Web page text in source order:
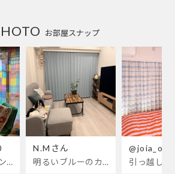
お部屋スナップ
我が家のカーテンが新しくなりました🌼早起きが超絶苦手な私が、思わず朝カーテンを開けて光合成するようになったステンドグラスカーテン…！
N.Mさん
明るいブルーのカーテンで、部屋全体が明るく。白を基調とした部屋にぴったりです。